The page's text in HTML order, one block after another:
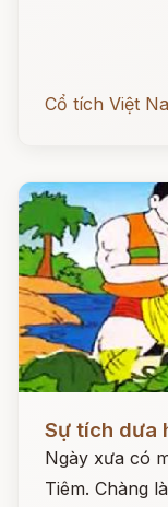
Cổ tích Việt
Sự tích dưa
Ngày xưa có
Tiêm. Chàng